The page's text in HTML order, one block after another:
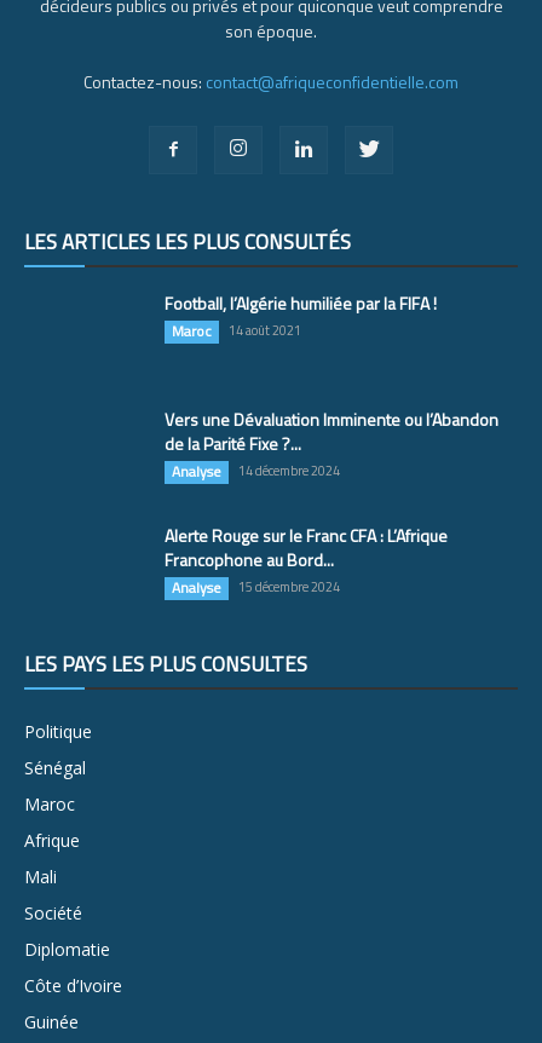
décideurs publics ou privés et pour quiconque veut comprendre
son époque.
Contactez-nous: contact@afriqueconfidentielle.com
LES ARTICLES LES PLUS CONSULTÉS
Football, l’Algérie humiliée par la FIFA !
Maroc 14 août 2021
Vers une Dévaluation Imminente ou l’Abandon
de la Parité Fixe ?...
Analyse 14 décembre 2024
Alerte Rouge sur le Franc CFA : L’Afrique
Francophone au Bord...
Analyse 15 décembre 2024
LES PAYS LES PLUS CONSULTÉS
Politique
Sénégal
Maroc
Afrique
Mali
Société
Diplomatie
Côte d’Ivoire
Guinée